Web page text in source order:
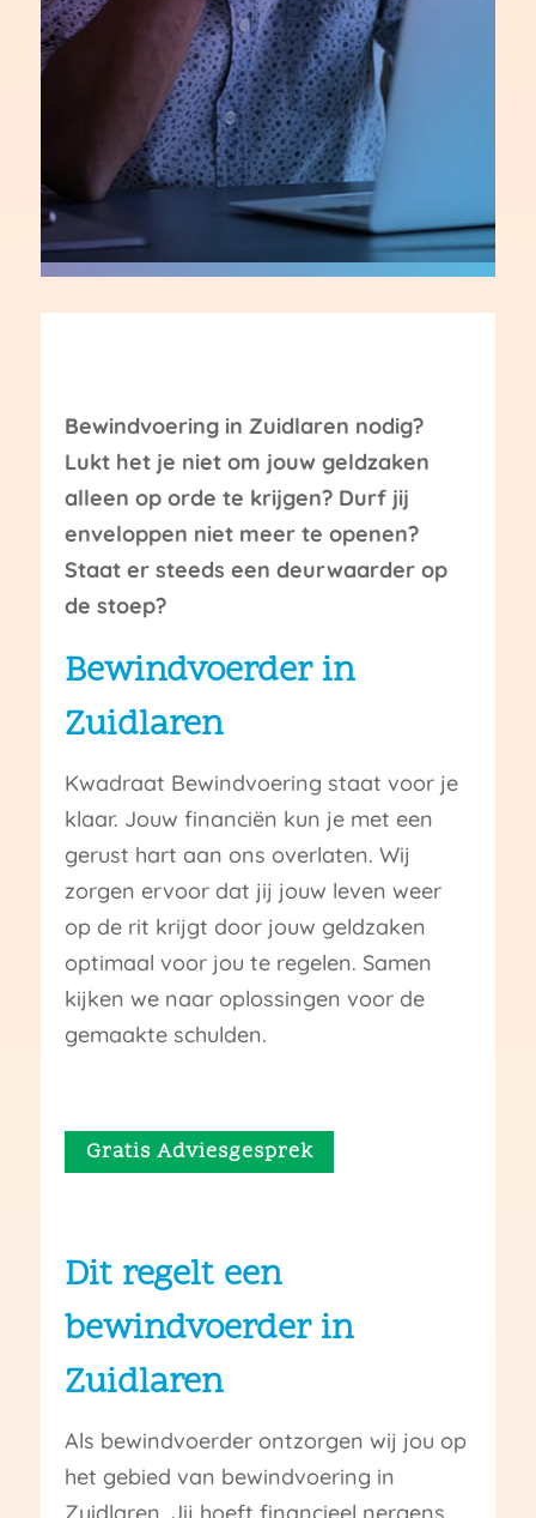
Bewindvoering in Zuidlaren nodig?
Lukt het je niet om jouw geldzaken
alleen op orde te krijgen? Durf jij
enveloppen niet meer te openen?
Staat er steeds een deurwaarder op
de stoep?
Bewindvoerder in
Zuidlaren
Kwadraat Bewindvoering staat voor je
klaar. Jouw financiën kun je met een
gerust hart aan ons overlaten. Wij
zorgen ervoor dat jij jouw leven weer
op de rit krijgt door jouw geldzaken
optimaal voor jou te regelen. Samen
kijken we naar oplossingen voor de
gemaakte schulden.
Gratis Adviesgesprek
Dit regelt een
bewindvoerder in
Zuidlaren
Als bewindvoerder ontzorgen wij jou op
het gebied van bewindvoering in